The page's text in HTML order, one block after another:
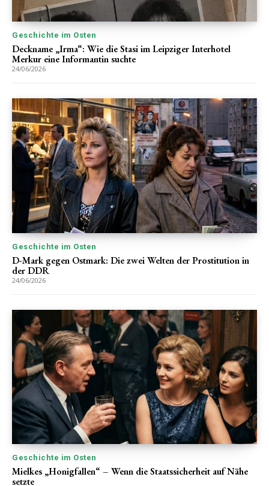
Geschichte im Osten
Deckname „Irma“: Wie die Stasi im Leipziger Interhotel
Merkur eine Informantin suchte
24/06/2026
Geschichte im Osten
D-Mark gegen Ostmark: Die zwei Welten der Prostitution in
der DDR
24/06/2026
Geschichte im Osten
Mielkes „Honigfallen“ – Wenn die Staatssicherheit auf Nähe
setzte